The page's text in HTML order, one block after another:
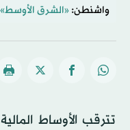
واشنطن: «الشرق الأوسط»
تترقب الأوساط